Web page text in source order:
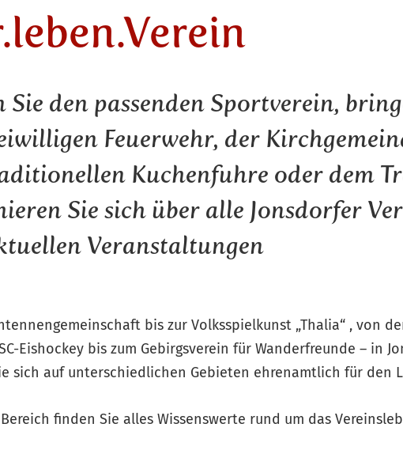
Sie den passenden Sportverein,
Feuerwehr, der
Kuchenfuhre oder dem
Sie sich über alle Jonsdorfer
Veranstaltungen
bis zur Volksspielkunst „Thalia“ , von
Eishockey bis zum Gebirgsverein für Wanderfreunde – in
sich auf unterschiedlichen Gebieten ehrenamtlich für den
finden Sie alles Wissenswerte rund um das